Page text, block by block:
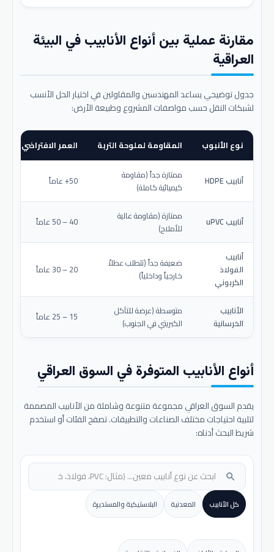
مقارنة عملية بين أنواع الأنابيب في البيئة
العراقية
جدول توضيحي يساعد المهندسين والمقاولين في اختيار الحل الأنسب
لشبكات النقل حسب مواصفات المشروع وطبيعة الأرض:
نوع الأنبوب المقاومة لملوحة التربة العمر الافتراضي
أنابيب HDPE
ممتازة جداً (مقاومة
كيميائية كاملة)
50+ عاماً
أنابيب uPVC
ممتازة (مقاومة عالية
للأملاح)
40 – 50 عاماً
أنابيب
الفولاذ
الكربوني
ضعيفة جداً (تتطلب عطلاً
خارجياً وداخلياً)
20 – 30 عاماً
الأنابيب
الخرسانية
متوسطة (عرضة للتآكل
الكبريتي في الجنوب)
15 – 25 عاماً
أنواع الأنابيب المتوفرة في السوق العراقي
يقدم السوق العراقي مجموعة متنوعة وشاملة من الأنابيب المصممة
لتلبية احتياجات مختلف الصناعات والتطبيقات. تصفح الفئات أو استخدم
شريط البحث أدناه:
search
كل الأنابيب المعدنية البلاستيكية والمستديرة